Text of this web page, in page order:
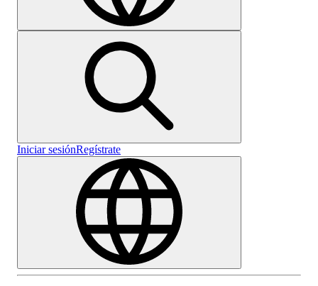
Iniciar sesiónRegístrate